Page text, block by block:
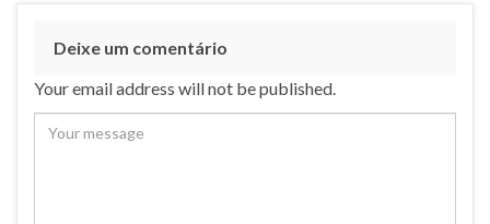
Deixe um comentário
Your email address will not be published.